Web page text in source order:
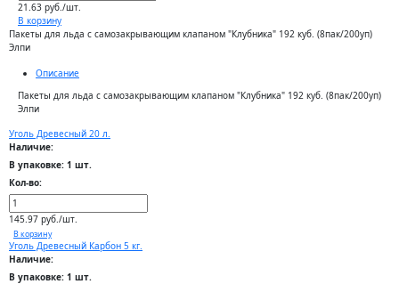
21.63 руб./шт.
В корзину
Пакеты для льда с самозакрывающим клапаном "Клубника" 192 куб. (8пак/200уп)
Элпи
Описание
Пакеты для льда с самозакрывающим клапаном "Клубника" 192 куб. (8пак/200уп)
Элпи
Уголь Древесный 20 л.
Наличие:
В упаковке: 1 шт.
Кол-во:
145.97 руб./шт.
В корзину
Уголь Древесный Карбон 5 кг.
Наличие:
В упаковке: 1 шт.